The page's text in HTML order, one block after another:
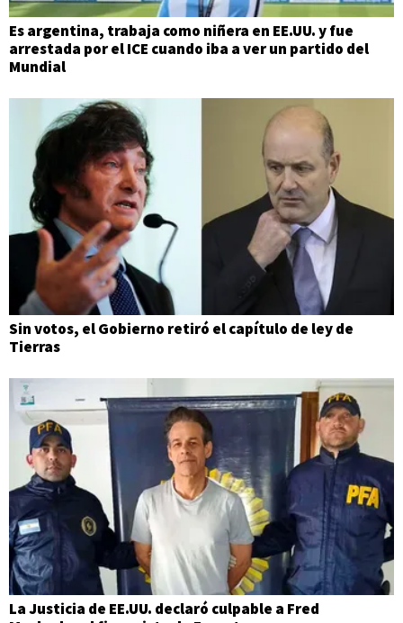
Es argentina, trabaja como niñera en EE.UU. y fue
arrestada por el ICE cuando iba a ver un partido del
Mundial
Sin votos, el Gobierno retiró el capítulo de ley de
Tierras
La Justicia de EE.UU. declaró culpable a Fred